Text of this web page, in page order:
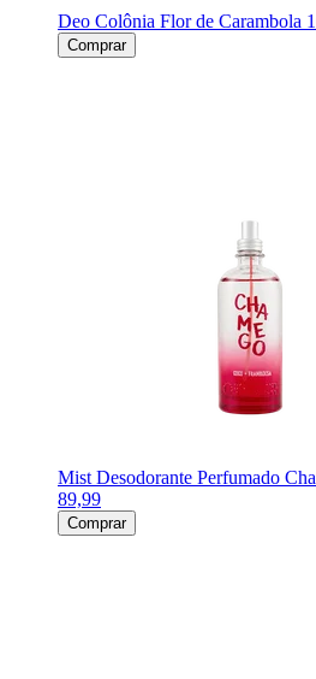
Deo Colônia Flor de Carambola
Comprar
Mist Desodorante Perfumado
89,99
Comprar